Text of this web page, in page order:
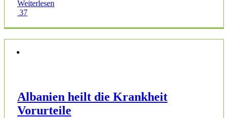
Weiterlesen
37
Albanien heilt die Krankheit
Vorurteile